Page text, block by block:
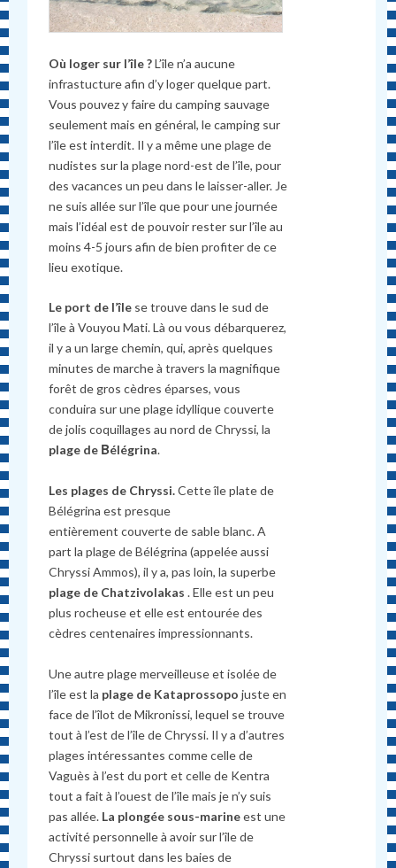
Où loger sur l’île ?L’île n’a aucune
infrastucture afin d’y loger quelque part.
Vous pouvez y faire du camping sauvage
seulement mais en général, le camping sur
l’île est interdit. Il y a même une plage de
nudistes sur la plage nord-est de l’île, pour
des vacances un peu dans le laisser-aller. Je
ne suis allée sur l’île que pour une journée
mais l’idéal est de pouvoir rester sur l’île au
moins 4-5 jours afin de bien profiter de ce
lieu exotique.
Le port de l’île se trouve dans le sud de
l’île à Vouyou Mati. Là ou vous débarquerez,
il y a un large chemin, qui, après quelques
minutes de marche à travers la magnifique
forêt de gros cèdres éparses, vous
conduira sur une plage idyllique couverte
de jolis coquillages au nord de Chryssi, la
plage de Βélégrina.
Les plages de Chryssi.Cette île plate de
Bélégrina est presque
entièrement couverte de sable blanc. A
part la plage de Bélégrina (appelée aussi
Chryssi Ammos), il y a, pas loin, la superbe
plage de Chatzivolakas . Elle est un peu
plus rocheuse et elle est entourée des
cèdres centenaires impressionnants.
Une autre plage merveilleuse et isolée de
l’île est la plage de Kataprossopo juste en
face de l’îlot de Mikronissi, lequel se trouve
tout à l’est de l’île de Chryssi. Il y a d’autres
plages intéressantes comme celle de
Vaguès à l’est du port et celle de Kentra
tout a fait à l’ouest de l’île mais je n’y suis
pas allée. La plongée sous-marineest une
activité personnelle à avoir sur l’île de
Chryssi surtout dans les baies de